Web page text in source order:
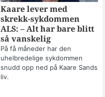
Kaare lever med
skrekk-sykdommen
ALS: – Alt har bare blitt
så vanskelig
På få måneder har den
uhelbredelige sykdommen
snudd opp ned på Kaare Sands
liv.